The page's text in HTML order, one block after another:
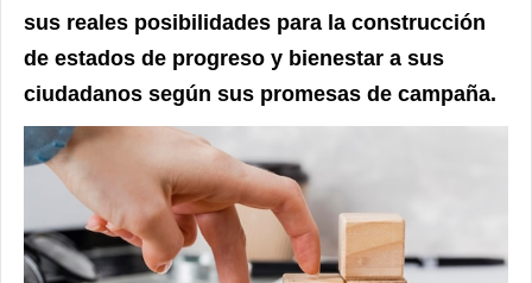
sus reales posibilidades para la construcción
de estados de progreso y bienestar a sus
ciudadanos según sus promesas de campaña.